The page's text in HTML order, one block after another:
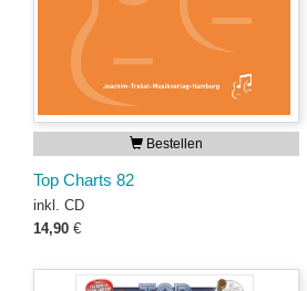
Bestellen
Top Charts 82
inkl. CD
14,90 €